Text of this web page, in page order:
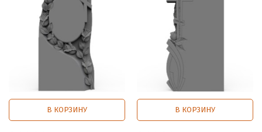
В КОРЗИНУ В КОРЗИНУ